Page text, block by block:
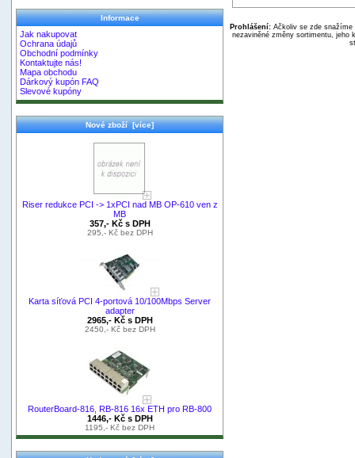
Informace
Jak nakupovat
Ochrana údajů
Obchodní podmínky
Kontaktujte nás!
Mapa obchodu
Dárkový kupón FAQ
Slevové kupóny
Nové zboží [více]
Riser redukce PCI -> 1xPCI nad MB OP-610 ven z
MB
357,- Kč s DPH
295,- Kč bez DPH
Karta síťová PCI 4-portová 10/100Mbps Server
adapter
2965,- Kč s DPH
2450,- Kč bez DPH
RouterBoard-816, RB-816 16x ETH pro RB-800
1446,- Kč s DPH
1195,- Kč bez DPH
Prohlášení:Ačkoliv se zde snažíme
nezaviněné změny sortimentu, jeho